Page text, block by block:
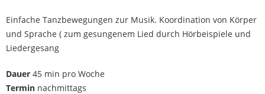
Einfache Tanzbewegungen zur Musik. Koordination von Körper
und Sprache ( zum gesungenem Lied durch Hörbeispiele und
Liedergesang
Dauer 45 min pro Woche
Termin nachmittags